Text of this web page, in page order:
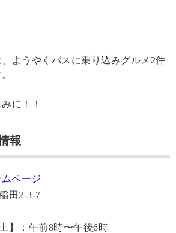
ようやくバスに乗り込みグルメ2件
に！！
報
ページ
田2-3-7
】：午前8時〜午後6時